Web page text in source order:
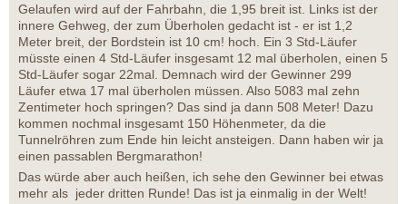
Gelaufen wird auf der Fahrbahn, die 1,95 breit ist. Links ist der
innere Gehweg, der zum Überholen gedacht ist - er ist 1,2
Meter breit, der Bordstein ist 10 cm! hoch. Ein 3 Std-Läufer
müsste einen 4 Std-Läufer insgesamt 12 mal überholen, einen 5
Std-Läufer sogar 22mal. Demnach wird der Gewinner 299
Läufer etwa 17 mal überholen müssen. Also 5083 mal zehn
Zentimeter hoch springen? Das sind ja dann 508 Meter! Dazu
kommen nochmal insgesamt 150 Höhenmeter, da die
Tunnelröhren zum Ende hin leicht ansteigen. Dann haben wir ja
einen passablen Bergmarathon!
Das würde aber auch heißen, ich sehe den Gewinner bei etwas
mehr als jeder dritten Runde! Das ist ja einmalig in der Welt!